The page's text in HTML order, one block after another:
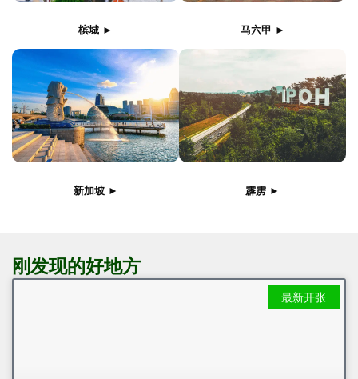
槟城 ► 马六甲 ►
新加坡 ► 霹雳 ►
刚发现的好地方
最新开张